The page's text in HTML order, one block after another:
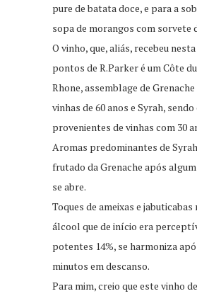
pure de batata doce, e para a
sopa de morangos com sorvete
O vinho, que, aliás, recebeu
pontos de R.Parker é um Côte
Rhone, assemblage de
vinhas de 60 anos e Syrah,
provenientes de vinhas com 30
Aromas predominantes de
frutado da Grenache após
se abre.
Toques de ameixas e jabuticabas
álcool que de início era
potentes 14%, se harmoniza
minutos em descanso.
Para mim, creio que este vinho